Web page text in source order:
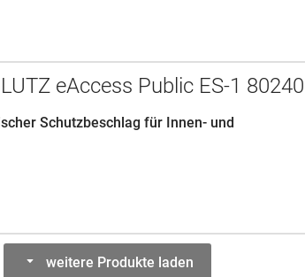
eAccess Public ES-1 80240
Schutzbeschlag für Innen- und
weitere Produkte laden